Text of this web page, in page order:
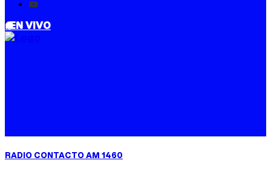
. EN VIVO
RADIO CONTACTO AM 1460